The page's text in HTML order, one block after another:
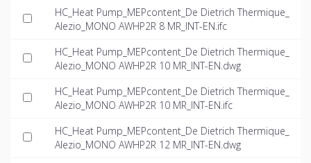
HC_Heat Pump_MEPcontent_De Dietrich Thermique_
Alezio_MONO AWHP2R 8 MR_INT-EN.ifc
HC_Heat Pump_MEPcontent_De Dietrich Thermique_
Alezio_MONO AWHP2R 10 MR_INT-EN.dwg
HC_Heat Pump_MEPcontent_De Dietrich Thermique_
Alezio_MONO AWHP2R 10 MR_INT-EN.ifc
HC_Heat Pump_MEPcontent_De Dietrich Thermique_
Alezio_MONO AWHP2R 12 MR_INT-EN.dwg